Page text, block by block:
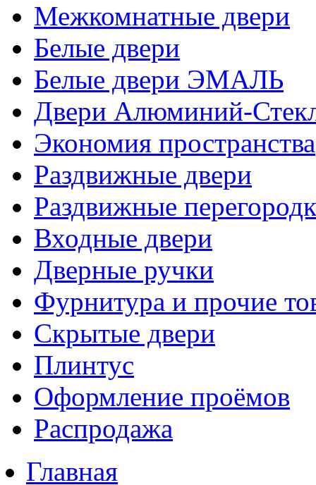
Межкомнатные двери
Белые двери
Белые двери ЭМАЛЬ
Двери Алюминий-
Экономия пространства
Раздвижные двери
Раздвижные
Входные двери
Дверные ручки
Фурнитура и прочие
Скрытые двери
Плинтус
Оформление проёмов
Распродажа
Главная